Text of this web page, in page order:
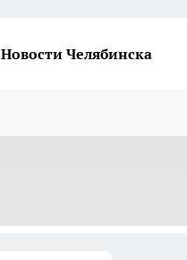
Новости Челябинска